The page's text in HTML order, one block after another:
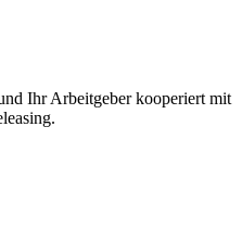
Ihr Arbeitgeber kooperiert mit